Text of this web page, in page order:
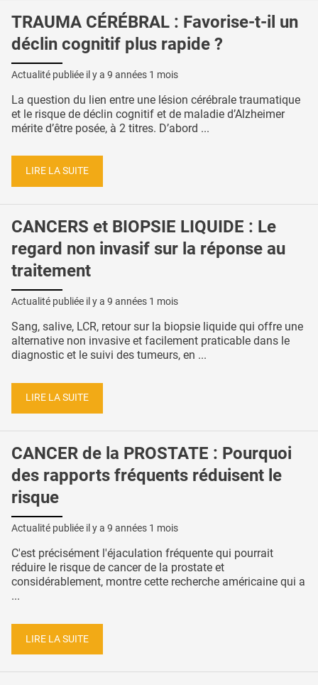
TRAUMA CÉRÉBRAL : Favorise-t-il un
déclin cognitif plus rapide ?
Actualité publiée il y a 9 années 1 mois
La question du lien entre une lésion cérébrale traumatique
et le risque de déclin cognitif et de maladie d’Alzheimer
mérite d’être posée, à 2 titres. D’abord ...
LIRE LA SUITE
CANCERS et BIOPSIE LIQUIDE : Le
regard non invasif sur la réponse au
traitement
Actualité publiée il y a 9 années 1 mois
Sang, salive, LCR, retour sur la biopsie liquide qui offre une
alternative non invasive et facilement praticable dans le
diagnostic et le suivi des tumeurs, en ...
LIRE LA SUITE
CANCER de la PROSTATE : Pourquoi
des rapports fréquents réduisent le
risque
Actualité publiée il y a 9 années 1 mois
C'est précisément l'éjaculation fréquente qui pourrait
réduire le risque de cancer de la prostate et
considérablement, montre cette recherche américaine qui a
...
LIRE LA SUITE